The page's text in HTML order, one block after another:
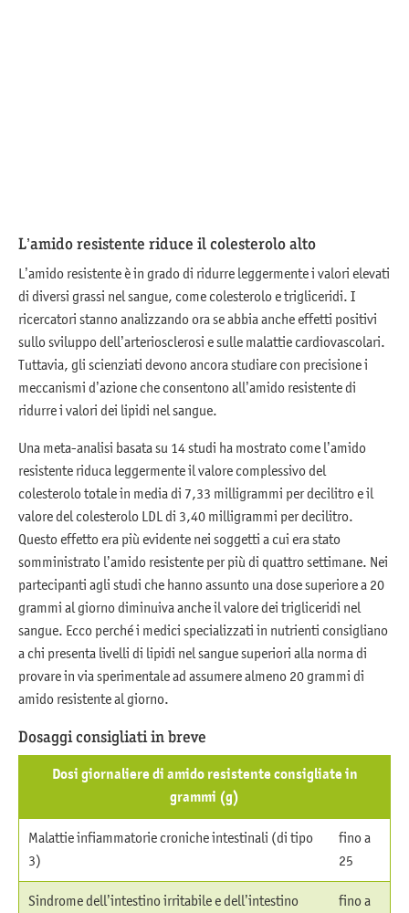
L’amido resistente riduce il colesterolo alto
L’amido resistente è in grado di ridurre leggermente i valori elevati
di diversi grassi nel sangue, come colesterolo e trigliceridi. I
ricercatori stanno analizzando ora se abbia anche effetti positivi
sullo sviluppo dell’arteriosclerosi e sulle malattie cardiovascolari.
Tuttavia, gli scienziati devono ancora studiare con precisione i
meccanismi d’azione che consentono all’amido resistente di
ridurre i valori dei lipidi nel sangue.
Una meta-analisi basata su 14 studi ha mostrato come l’amido
resistente riduca leggermente il valore complessivo del
colesterolo totale in media di 7,33 milligrammi per decilitro e il
valore del colesterolo LDL di 3,40 milligrammi per decilitro.
Questo effetto era più evidente nei soggetti a cui era stato
somministrato l’amido resistente per più di quattro settimane. Nei
partecipanti agli studi che hanno assunto una dose superiore a 20
grammi al giorno diminuiva anche il valore dei trigliceridi nel
sangue. Ecco perché i medici specializzati in nutrienti consigliano
a chi presenta livelli di lipidi nel sangue superiori alla norma di
provare in via sperimentale ad assumere almeno 20 grammi di
amido resistente al giorno.
Dosaggi consigliati in breve
Dosi giornaliere di amido resistente consigliate in
grammi (g)
Malattie infiammatorie croniche intestinali (di tipo
3)
fino a
25
Sindrome dell’intestino irritabile e dell’intestino
fino a